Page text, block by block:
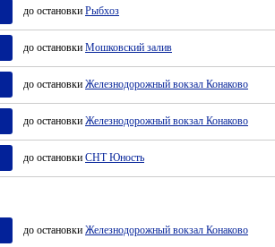
до остановки Рыбхоз
до остановки Мошковский залив
до остановки Железнодорожный вокзал Конаково
до остановки Железнодорожный вокзал Конаково
до остановки СНТ Юность
до остановки Железнодорожный вокзал Конаково